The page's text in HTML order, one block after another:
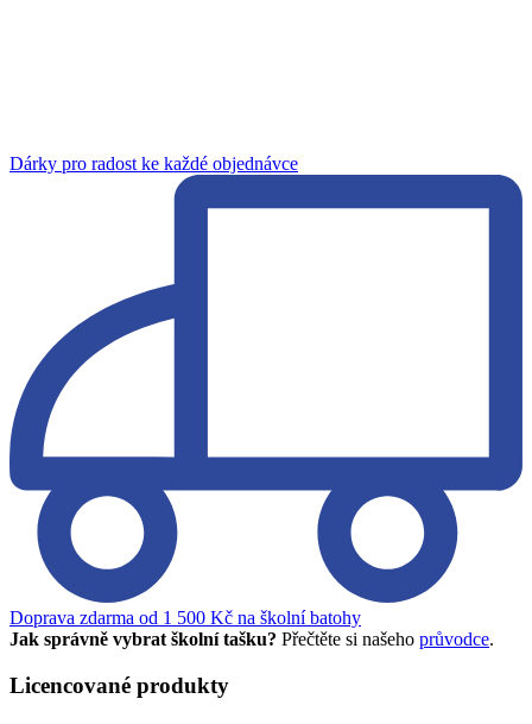
Dárky pro radost ke každé objednávce
Doprava zdarma od 1 500 Kč na školní batohy
Jak správně vybrat školní tašku? Přečtěte si našeho průvodce.
Licencované produkty